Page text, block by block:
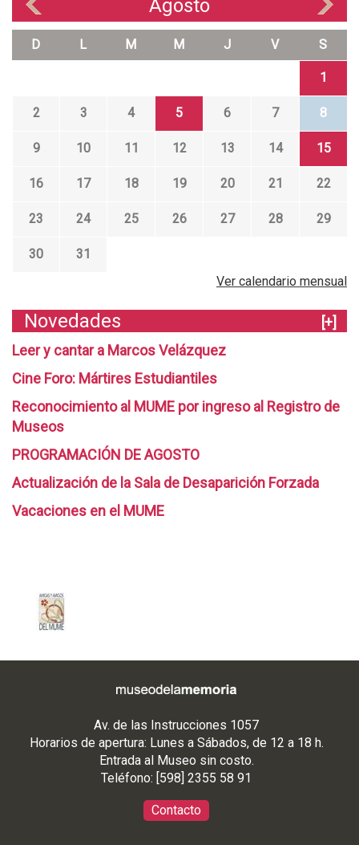
Agosto
D L M M J V S
1
2 3 4 5 6 7 8
9 10 11 12 13 14 15
16 17 18 19 20 21 22
23 24 25 26 27 28 29
30
31
Ver calendario mensual
Novedades
[+]
Leer y cantar a Marcos Velázquez
Cine Foro: Mártires Estudiantiles
Reconocimiento al MUME por ingreso al Registro de
Museos
PROGRAMACIÓN DE AGOSTO
Actualización de la Sala de Desaparición Forzada
Vacaciones en el MUME
Av. de las Instrucciones 1057
Horarios de apertura: Lunes a Sábados, de 12 a 18 h.
Entrada al Museo sin costo.
Teléfono: [598] 2355 58 91
Contacto